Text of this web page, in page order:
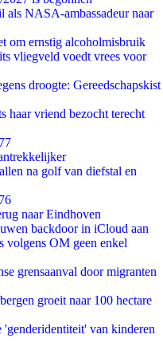
NASA-ambassadeur naar
om ernstig alcoholmisbruik
vliegveld voedt vrees voor
droogte: Gereedschapskist
haar vriend bezocht terecht
na golf van diefstal en
naar Eindhoven
backdoor in iCloud aan
volgens OM geen enkel
grensaanval door migranten
groeit naar 100 hectare
van kinderen